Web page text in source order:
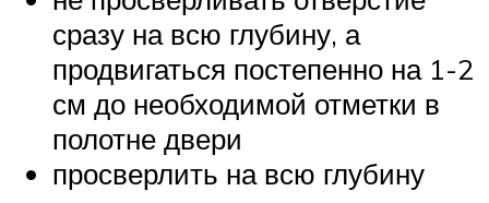
сразу на всю глубину, а
продвигаться постепенно на 1-2
см до необходимой отметки в
полотне двери
просверлить на всю глубину